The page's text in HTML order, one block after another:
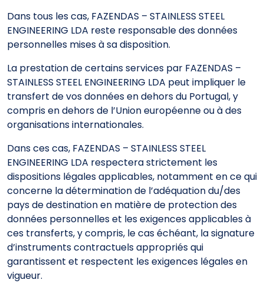
Dans tous les cas, FAZENDAS – STAINLESS STEEL
ENGINEERING LDA reste responsable des données
personnelles mises à sa disposition.
La prestation de certains services par FAZENDAS –
STAINLESS STEEL ENGINEERING LDA peut impliquer le
transfert de vos données en dehors du Portugal, y
compris en dehors de l’Union européenne ou à des
organisations internationales.
Dans ces cas, FAZENDAS – STAINLESS STEEL
ENGINEERING LDA respectera strictement les
dispositions légales applicables, notamment en ce qui
concerne la détermination de l’adéquation du/des
pays de destination en matière de protection des
données personnelles et les exigences applicables à
ces transferts, y compris, le cas échéant, la signature
d’instruments contractuels appropriés qui
garantissent et respectent les exigences légales en
vigueur.